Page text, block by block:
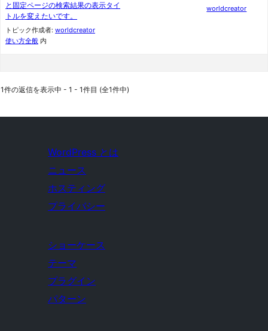
と固定ページの検索結果の表示タイ
トルを変えたいです。
トピック作成者: worldcreator
使い方全般 内
worldcreator
1件の返信を表示中 - 1 - 1件目 (全1件中)
WordPress とは
ニュース
ホスティング
プライバシー
ショーケース
テーマ
プラグイン
パターン